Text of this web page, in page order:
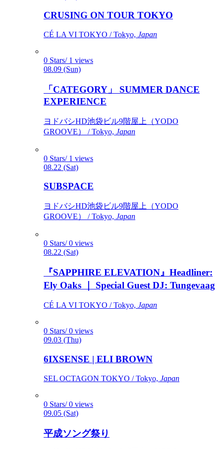
CRUSING ON TOUR TOKYO
CÉ LA VI TOKYO / Tokyo, Japan
0 Stars/ 1 views
08.09 (Sun)
「CATEGORY」 SUMMER DANCE
EXPERIENCE
ヨドバシHD池袋ビル9階屋上（YODO
GROOVE） / Tokyo, Japan
0 Stars/ 1 views
08.22 (Sat)
SUBSPACE
ヨドバシHD池袋ビル9階屋上（YODO
GROOVE） / Tokyo, Japan
0 Stars/ 0 views
08.22 (Sat)
『SAPPHIRE ELEVATION』Headliner:
Ely Oaks ｜ Special Guest DJ: Tungevaag
CÉ LA VI TOKYO / Tokyo, Japan
0 Stars/ 0 views
09.03 (Thu)
6IXSENSE | ELI BROWN
SEL OCTAGON TOKYO / Tokyo, Japan
0 Stars/ 0 views
09.05 (Sat)
平成ソング祭り